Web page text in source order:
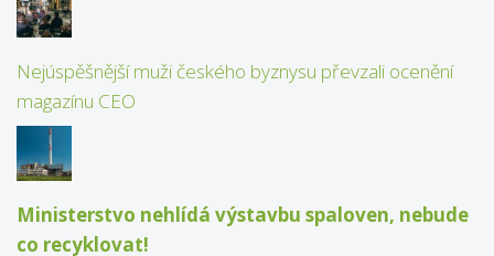
Nejúspěšnější muži českého byznysu převzali ocenění
magazínu CEO
Ministerstvo nehlídá výstavbu spaloven, nebude
co recyklovat!